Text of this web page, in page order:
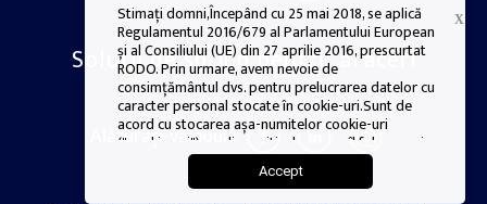
Soluții de sprijin pentru afaceri
Alăturați-vă nouă:
Stimați domni,Începând cu 25 mai 2018, se aplică
Regulamentul 2016/679 al Parlamentului European
și al Consiliului (UE) din 27 aprilie 2016, prescurtat
RODO. Prin urmare, avem nevoie de
consimțământul dvs. pentru prelucrarea datelor cu
caracter personal stocate în cookie-uri.Sunt de
acord cu stocarea așa-numitelor cookie-uri
("cookie-uri") pe dispozitivul pe care îl folosesc și
cu prelucrarea datelor mele personale lăsate în
timpul utilizării site-urilor web și a altor parametri
stocați în cookie-uri.
Accept
X